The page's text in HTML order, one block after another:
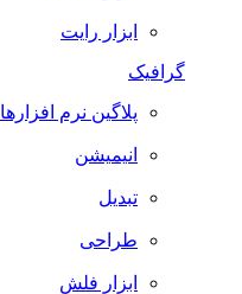
ابزار رایت
گرافیک
پلاگین نرم افزارها
انیمیشن
تبدیل
طراحی
ابزار فلش